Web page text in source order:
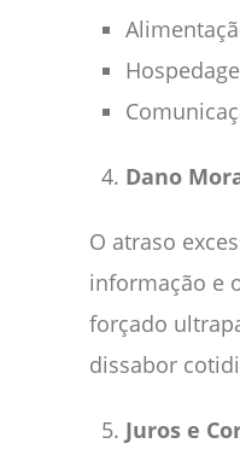
Dano
O atraso
informação e
forçado
dissabor
Juros e